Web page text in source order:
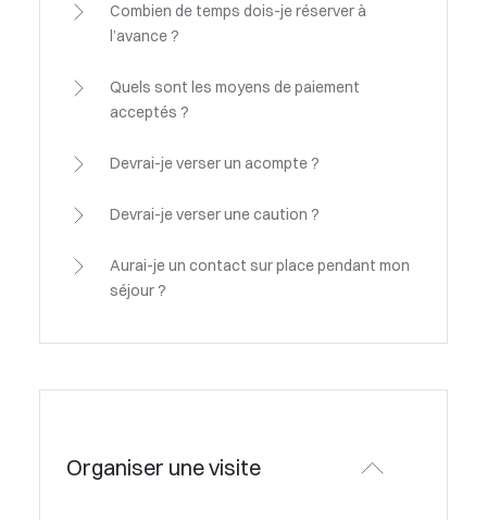
Combien de temps dois-je réserver à
l’avance ?
Quels sont les moyens de paiement
acceptés ?
Devrai-je verser un acompte ?
Devrai-je verser une caution ?
Aurai-je un contact sur place pendant mon
séjour ?
Organiser une visite